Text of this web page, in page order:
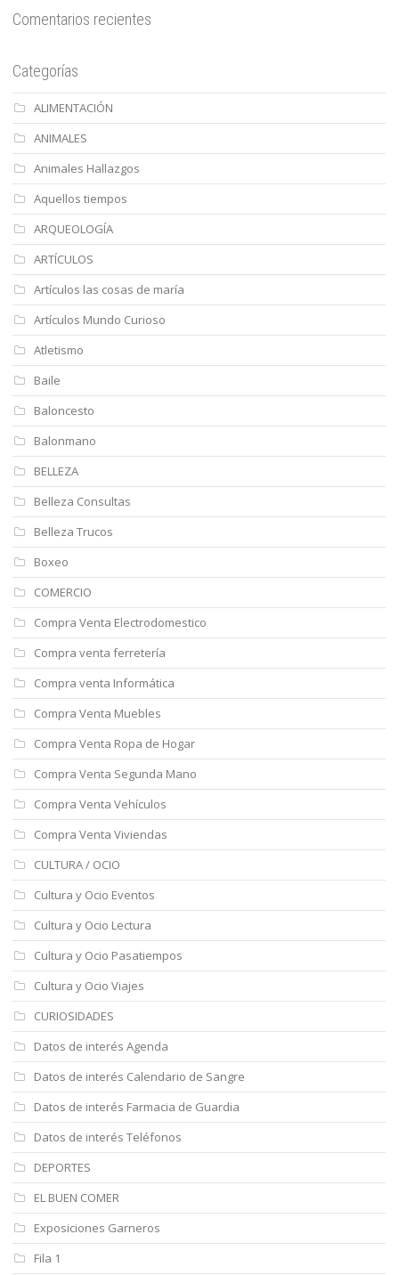
Comentarios recientes
Categorías
ALIMENTACIÓN
ANIMALES
Animales Hallazgos
Aquellos tiempos
ARQUEOLOGÍA
ARTÍCULOS
Artículos las cosas de maría
Artículos Mundo Curioso
Atletismo
Baile
Baloncesto
Balonmano
BELLEZA
Belleza Consultas
Belleza Trucos
Boxeo
COMERCIO
Compra Venta Electrodomestico
Compra venta ferretería
Compra venta Informática
Compra Venta Muebles
Compra Venta Ropa de Hogar
Compra Venta Segunda Mano
Compra Venta Vehículos
Compra Venta Viviendas
CULTURA / OCIO
Cultura y Ocio Eventos
Cultura y Ocio Lectura
Cultura y Ocio Pasatiempos
Cultura y Ocio Viajes
CURIOSIDADES
Datos de interés Agenda
Datos de interés Calendario de Sangre
Datos de interés Farmacia de Guardia
Datos de interés Teléfonos
DEPORTES
EL BUEN COMER
Exposiciones Garneros
Fila 1